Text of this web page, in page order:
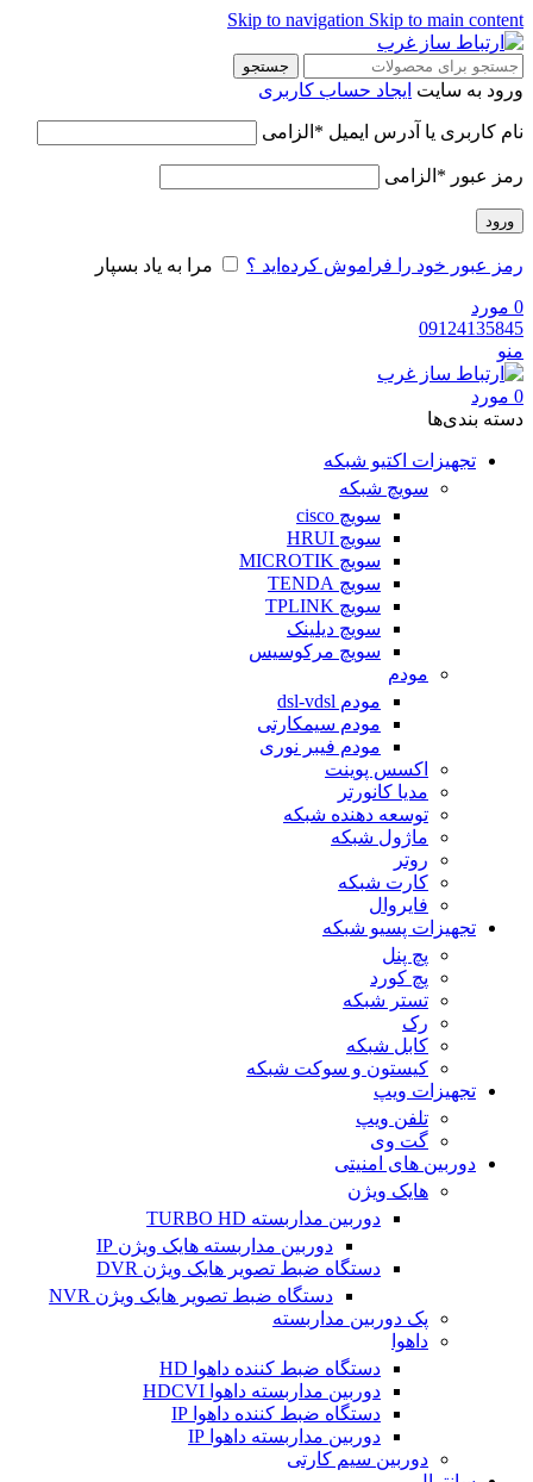
Skip to navigation Skip to main content
جستجو
ورود به سایت ایجاد حساب کاربری
نام کاربری یا آدرس ایمیل * الزامی
رمز عبور * الزامی
ورود
رمز عبور خود را فراموش کرده‌اید ؟ مرا به یاد بسپار
0 مورد
09124135845
منو
0 مورد
دسته‌ بندی‌ها
تجهیزات اکتیو شبکه
سویچ شبکه
سویچ cisco
سویچ HRUI
سویچ MICROTIK
سویچ TENDA
سویچ TPLINK
سویچ دیلینک
سویچ مرکوسیس
مودم
مودم dsl-vdsl
مودم سیمکارتی
مودم فیبر نوری
اکسس پوینت
مدیا کانورتر
توسعه دهنده شبکه
ماژول شبکه
روتر
کارت شبکه
فایروال
تجهیزات پسیو شبکه
پچ پنل
پچ کورد
تستر شبکه
رک
کابل شبکه
کیستون و سوکت شبکه
تجهیزات ویپ
تلفن ویپ
گت وی
دوربین های امنیتی
هایک ویژن
دوربین مداربسته TURBO HD
دوربین مداربسته هایک ویژن IP
دستگاه ضبط تصویر هایک ویژن DVR
دستگاه ضبط تصویر هایک ویژن NVR
پک دوربین مداربسته
داهوا
دستگاه ضبط کننده داهوا HD
دوربین مداربسته داهوا HDCVI
دستگاه ضبط کننده داهوا IP
دوربین مداربسته داهوا IP
دوربین سیم کارتی